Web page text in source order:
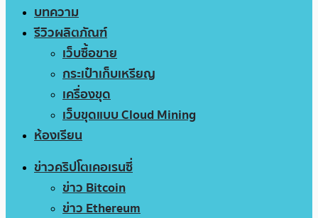
บทความ
รีวิวผลิตภัณฑ์
เว็บซื้อขาย
กระเป๋าเก็บเหรียญ
เครื่องขุด
เว็บขุดแบบ Cloud Mining
ห้องเรียน
ข่าวคริปโตเคอเรนซี่
ข่าว Bitcoin
ข่าว Ethereum